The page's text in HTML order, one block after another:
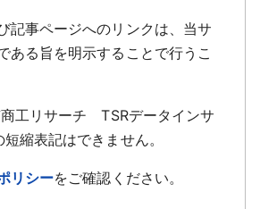
記事ページへのリンクは、当サ
ある旨を明示することで行うこ
工リサーチ TSRデータインサ
縮表記はできません。
リシーをご確認ください。